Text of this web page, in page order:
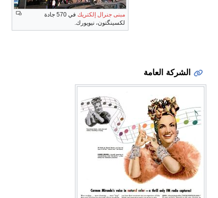
مبنى جنرال إلكتريك
في 570 جادة
لكسينگتون، نيويورك.
الشركة العامة